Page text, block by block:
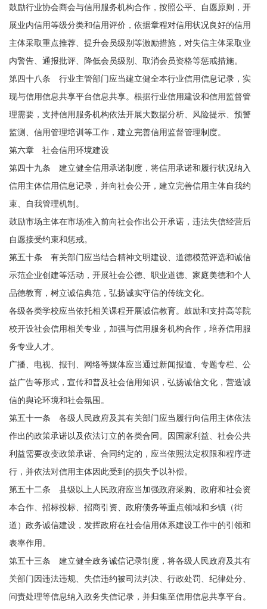
鼓励行业协会商会与信用服务机构合作，按照公平、自愿原则，开
展业内信用等级分类和信用评价，依据章程对信用状况良好的信用
主体采取重点推荐、提升会员级别等激励措施，对失信主体采取业
内警告、通报批评、降低会员级别、取消会员资格等惩戒措施。
第四十八条 行业主管部门应当建立健全本行业信用信息记录，实
现与信用信息共享平台信息共享。根据行业信用建设和信用监督管
理需要，支持信用服务机构依法开展大数据分析、风险提示、预警
监测、信用管理培训等工作，建立完善信用监督管理制度。
第六章 社会信用环境建设
第四十九条 建立健全信用承诺制度，将信用承诺和履行状况纳入
信用主体信用信息记录，并向社会公开，建立完善信用主体自我约
束、自我管理机制。
鼓励市场主体在市场准入前向社会作出公开承诺，违法失信经营后
自愿接受约束和惩戒。
第五十条 有关部门应当结合精神文明建设、道德模范评选和诚信
示范企业创建等活动，开展社会公德、职业道德、家庭美德和个人
品德教育，树立诚信典范，弘扬诚实守信的传统文化。
各级各类学校应当依托相关课程开展诚信教育。鼓励和支持高等院
校开设社会信用相关专业，加强与信用服务机构合作，培养信用服
务专业人才。
广播、电视、报刊、网络等媒体应当通过新闻报道、专题专栏、公
益广告等形式，宣传和普及社会信用知识，弘扬诚信文化，营造诚
信的舆论环境和社会氛围。
第五十一条 各级人民政府及其有关部门应当履行向信用主体依法
作出的政策承诺以及依法订立的各类合同。因国家利益、社会公共
利益需要改变政策承诺、合同约定的，应当依照法定权限和程序进
行，并依法对信用主体因此受到的损失予以补偿。
第五十二条 县级以上人民政府应当加强政府采购、政府和社会资
本合作、招标投标、招商引资、政府债务等重点领域和乡镇（街
道）政务诚信建设，发挥政府在社会信用体系建设工作中的引领和
表率作用。
第五十三条 建立健全政务诚信记录制度，将各级人民政府及其有
关部门因违法违规、失信违约被司法判决、行政处罚、纪律处分、
问责处理等信息纳入政务失信记录，并归集至信用信息共享平台。